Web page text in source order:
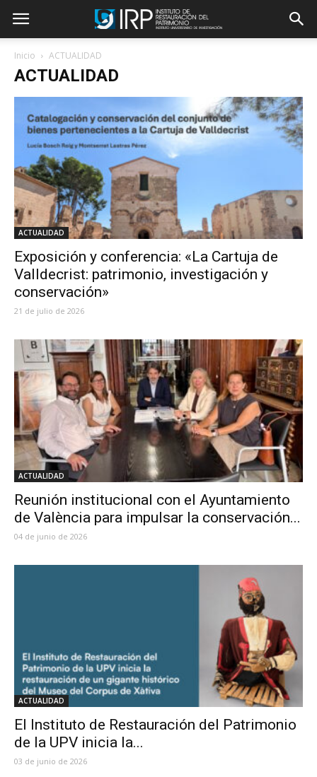
Inicio ACTUALIDAD
ACTUALIDAD
ACTUALIDAD
Exposición y conferencia: «La Cartuja de
Valldecrist: patrimonio, investigación y
conservación»
21 de julio de 2026
ACTUALIDAD
Reunión institucional con el Ayuntamiento
de València para impulsar la conservación...
04 de junio de 2026
ACTUALIDAD
El Instituto de Restauración del Patrimonio
de la UPV inicia la...
03 de junio de 2026